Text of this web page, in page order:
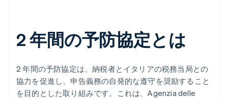
2 年間の予防協定とは
2 年間の予防協定は、納税者とイタリアの税務当局との
協力を促進し、申告義務の自発的な遵守を奨励すること
を目的とした取り組みです。これは、Agenzia delle